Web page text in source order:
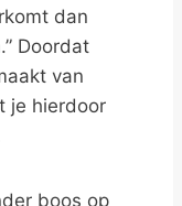
dan
Doordat
van
je hierdoor
boos op